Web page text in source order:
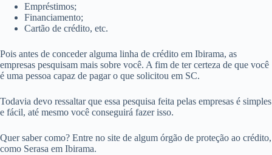
Empréstimos;
Financiamento;
Cartão de crédito, etc.
Pois antes de conceder alguma linha de crédito em Ibirama, as
empresas pesquisam mais sobre você. A fim de ter certeza de que você
é uma pessoa capaz de pagar o que solicitou em SC.
Todavia devo ressaltar que essa pesquisa feita pelas empresas é simples
e fácil, até mesmo você conseguirá fazer isso.
Quer saber como? Entre no site de algum órgão de proteção ao crédito,
como Serasa em Ibirama.